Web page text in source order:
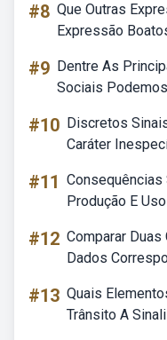
#8 Que Outras
Expressão
#9 Dentre As
Sociais
#10 Discretos
Caráter
#11
Produção E
#12 Comparar
Dados
#13 Quais
Trânsito A